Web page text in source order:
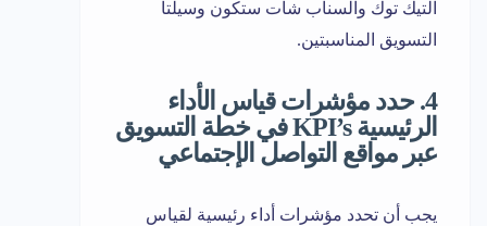
التيك توك والسناب شات ستكون وسيلتا
التسويق المناسبتين.
4. حدد مؤشرات قياس الأداء
الرئيسية KPI’s في خطة التسويق
عبر مواقع التواصل الإجتماعي
يجب أن تحدد مؤشرات أداء رئيسية لقياس